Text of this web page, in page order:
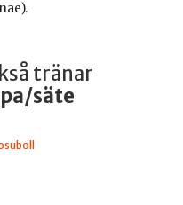
tränar
säte